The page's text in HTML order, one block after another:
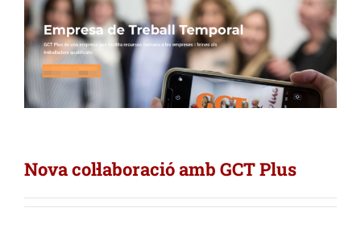
Nova col·laboració amb GCT Plus